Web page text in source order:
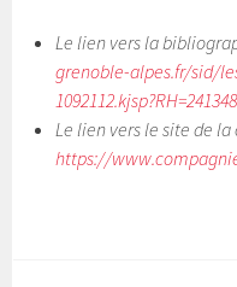
Le lien vers la
grenoble-alpes.fr/sid/
Le lien vers le site de
https://